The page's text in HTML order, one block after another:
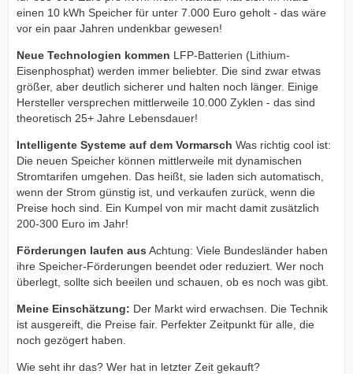
einen 10 kWh Speicher für unter 7.000 Euro geholt - das wäre
vor ein paar Jahren undenkbar gewesen!
Neue Technologien kommen LFP-Batterien (Lithium-
Eisenphosphat) werden immer beliebter. Die sind zwar etwas
größer, aber deutlich sicherer und halten noch länger. Einige
Hersteller versprechen mittlerweile 10.000 Zyklen - das sind
theoretisch 25+ Jahre Lebensdauer!
Intelligente Systeme auf dem Vormarsch Was richtig cool ist:
Die neuen Speicher können mittlerweile mit dynamischen
Stromtarifen umgehen. Das heißt, sie laden sich automatisch,
wenn der Strom günstig ist, und verkaufen zurück, wenn die
Preise hoch sind. Ein Kumpel von mir macht damit zusätzlich
200-300 Euro im Jahr!
Förderungen laufen aus Achtung: Viele Bundesländer haben
ihre Speicher-Förderungen beendet oder reduziert. Wer noch
überlegt, sollte sich beeilen und schauen, ob es noch was gibt.
Meine Einschätzung: Der Markt wird erwachsen. Die Technik
ist ausgereift, die Preise fair. Perfekter Zeitpunkt für alle, die
noch gezögert haben.
Wie seht ihr das? Wer hat in letzter Zeit gekauft?